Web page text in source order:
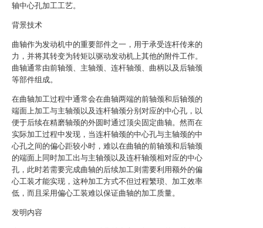
轴中心孔加工工艺。
背景技术
曲轴作为发动机中的重要部件之一，用于承受连杆传来的
力，并将其转变为转矩以驱动发动机上其他的附件工作。
曲轴通常由前轴颈、主轴颈、连杆轴颈、曲柄以及后轴颈
等部件组成。
在曲轴加工过程中通常会在曲轴两端的前轴颈和后轴颈的
端面上加工与主轴颈以及连杆轴颈分别对应的中心孔，以
便于后续在精磨轴颈的外圆时通过顶尖固定曲轴。然而在
实际加工过程中发现，当连杆轴颈的中心孔与主轴颈的中
心孔之间的偏心距较小时，难以在曲轴的前轴颈和后轴颈
的端面上同时加工出与主轴颈以及连杆轴颈相对应的中心
孔，此时若需要完成曲轴的后续加工则需要利用额外的偏
心工装才能实现，这种加工方式不但过程繁琐、加工效率
低，而且采用偏心工装难以保证曲轴的加工质量。
发明内容